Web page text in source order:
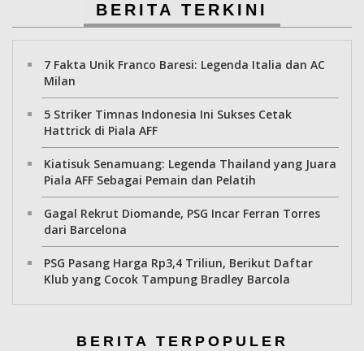
BERITA TERKINI
7 Fakta Unik Franco Baresi: Legenda Italia dan AC
Milan
5 Striker Timnas Indonesia Ini Sukses Cetak
Hattrick di Piala AFF
Kiatisuk Senamuang: Legenda Thailand yang Juara
Piala AFF Sebagai Pemain dan Pelatih
Gagal Rekrut Diomande, PSG Incar Ferran Torres
dari Barcelona
PSG Pasang Harga Rp3,4 Triliun, Berikut Daftar
Klub yang Cocok Tampung Bradley Barcola
BERITA TERPOPULER